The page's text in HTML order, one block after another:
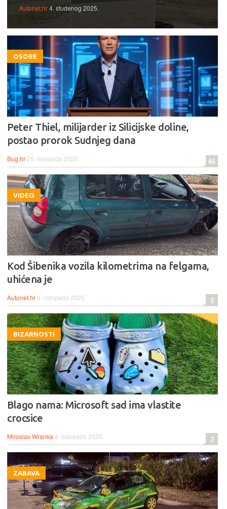
Autonet.hr4. studenog 2025.
OSOBE
Peter Thiel, milijarder iz Silicijske doline,
postao prorok Sudnjeg dana
Bug.hr 25. listopada 2025. 46
VIDEO
Kod Šibenika vozila kilometrima na felgama,
uhićena je
Autonet.hr 6. listopada 2025. 9
BIZARNOSTI
Blago nama: Microsoft sad ima vlastite
crocsice
Miroslav Wranka 4. listopada 2025. 3
ZABAVA